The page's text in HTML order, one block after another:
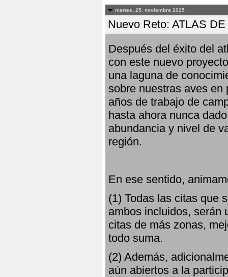
martes, 25. noviembre 2025
Nuevo Reto: ATLAS
Después del éxito del
con este nuevo
una laguna de
sobre nuestras aves en
años de trabajo de
hasta ahora nunca
abundancia y nivel de
región.
En ese sentido,
(1) Todas las citas que
ambos incluidos, serán
citas de más zonas,
todo suma.
(2) Además,
aún abiertos a la